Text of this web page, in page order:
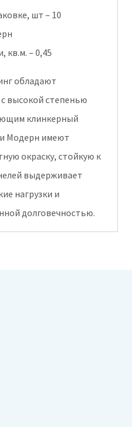
шт – 10
кв.м. – 0,45
обладают
высокой степенью
клинкерный
Модерн имеют
окраску, стойкую к
выдерживает
нагрузки и
долговечностью.